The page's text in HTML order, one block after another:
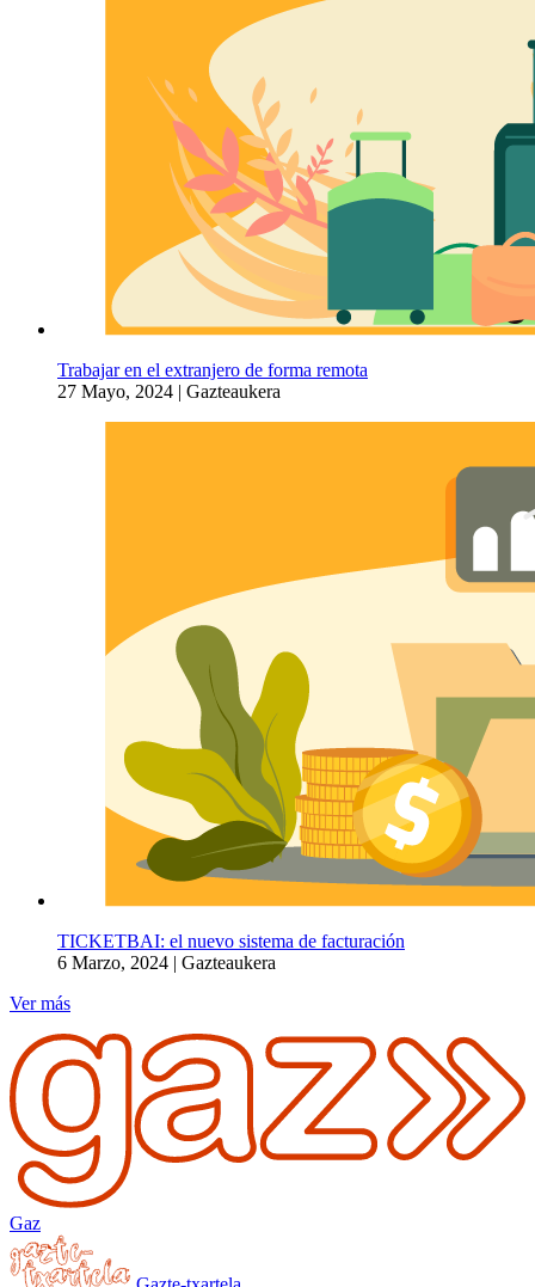
Trabajar en el extranjero de forma remota
27 Mayo, 2024 | Gazteaukera
TICKETBAI: el nuevo sistema de facturación
6 Marzo, 2024 | Gazteaukera
Ver más
Gaz